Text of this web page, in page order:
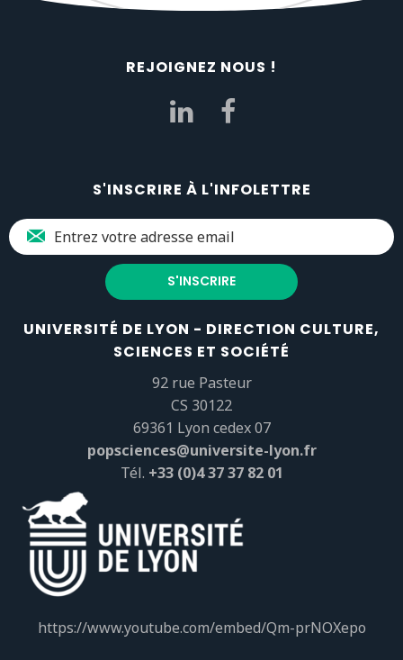
REJOIGNEZ NOUS !
S'INSCRIRE À L'INFOLETTRE
UNIVERSITÉ DE LYON - DIRECTION CULTURE,
SCIENCES ET SOCIÉTÉ
92 rue Pasteur
CS 30122
69361 Lyon cedex 07
popsciences@universite-lyon.fr
Tél. +33 (0)4 37 37 82 01
https://www.youtube.com/embed/Qm-prNOXepo